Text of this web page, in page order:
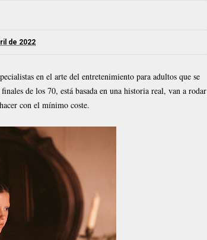
de 2022
en el arte del entretenimiento para adultos que se
de los 70, está basada en una historia real, van a rodar
con el mínimo coste.